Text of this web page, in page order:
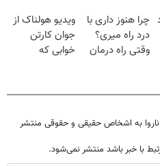
خانگی
صحبت کنید)
چرا هنوز داری با
درد راه میری؟
وقتی راه درمان
ویدیو هولناک از
جوان کارتن
خوابی که
به اشخاص حقیقی و حقوقی منتشر
با خبر باشد منتشر نمی‌شود.